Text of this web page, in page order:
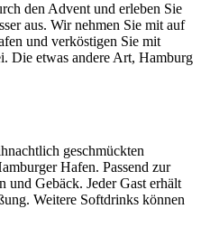
den Advent und erleben Sie
aus. Wir nehmen Sie mit auf
und verköstigen Sie mit
Die etwas andere Art, Hamburg
geschmückten
Hafen. Passend zur
und Gebäck. Jeder Gast erhält
Weitere Softdrinks können